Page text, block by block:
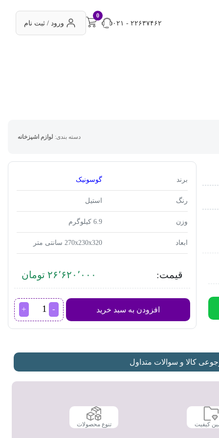
۰۲۱ - ۲۲۶۳۷۴۶۲
0
ورود / ثبت نام
دسته بندی: لوازم اشپزخانه
برند گوسونیک
رنگ استیل
وزن 6.9 کیلوگرم
ابعاد 270x230x320 سانتی متر
قیمت: ۲۶٬۶۲۰٬۰۰۰ تومان
افزودن به سبد خرید
همزن
کاسه
910
کالا و سوالات متداول
کیفیت تنوع محصولات